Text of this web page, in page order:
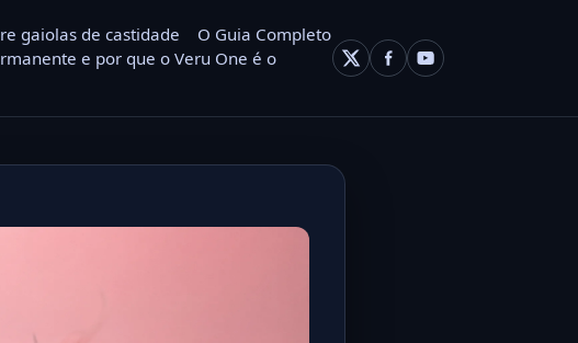
gaiolas de castidade
O Guia Completo
e por que o Veru One é o